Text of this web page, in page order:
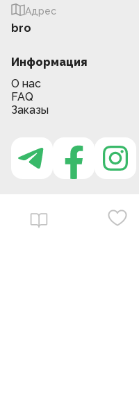
Адрес
bro
Информация
О нас
FAQ
Заказы
Приложение MBG